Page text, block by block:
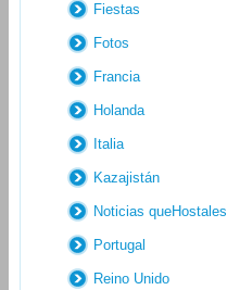
Fiestas
Fotos
Francia
Holanda
Italia
Kazajistán
Noticias queHostales
Portugal
Reino Unido